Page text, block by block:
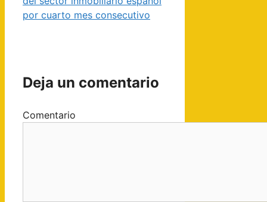
por cuarto mes consecutivo
Deja un comentario
Comentario